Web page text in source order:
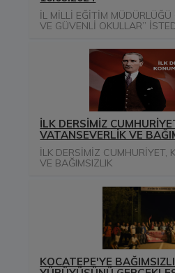
İL MİLLİ EĞİTİM
VE GÜVENLİ OKULLAR”
İLK DERSİMİZ
VATANSEVERLİK VE
İLK DERSİMİZ CUMHURİYET,
VE BAĞIMSIZLIK
KOCATEPE'YE